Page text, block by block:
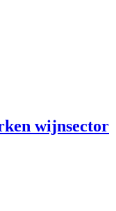
wijnsector